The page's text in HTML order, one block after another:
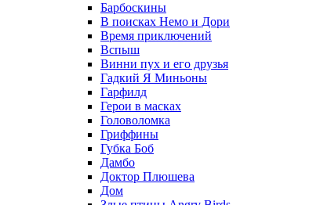
Барбоскины
В поисках Немо и Дори
Время приключений
Вспыш
Винни пух и его друзья
Гадкий Я Миньоны
Гарфилд
Герои в масках
Головоломка
Гриффины
Губка Боб
Дамбо
Доктор Плюшева
Дом